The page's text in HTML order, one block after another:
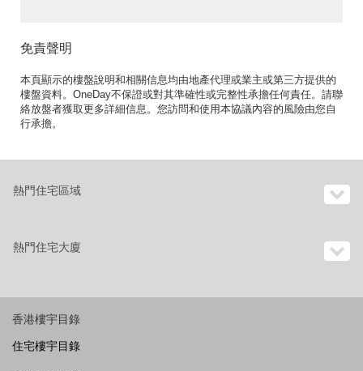
免責聲明
本頁顯示的樓盤說明和相關信息均由地產代理或業主或第三方提供的
樓盤資料。OneDay不保證或對其準確性或完整性承擔任何責任。請聯
絡放盤者獲取更多詳細信息。您訪問和使用本協議內容的風險由您自
行承擔。
熱門住宅區域
熱門住宅大廈
香港樓宇目錄
住宅樓宇目錄